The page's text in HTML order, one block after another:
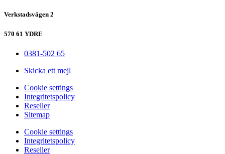
Verkstadsvägen 2
570 61 YDRE
0381-502 65
Skicka ett mejl
Сookie settings
Integritetspolicy
Reseller
Sitemap
Сookie settings
Integritetspolicy
Reseller